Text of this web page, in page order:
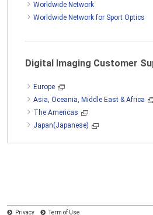
사용자는 여러 시스템, 네트워크,
이 소프트웨어는 일본 저작권법
에 그대로 복제해야 합니다.
이 계약에 달리 명시된 경우를
지니어링, 디스어셈블하거나 소
Worldwide Network
Worldwide Network for Sport Optics
Digital Imaging Customer
Europe
Asia, Oceania, Middle East & Africa
The Americas
Japan(Japanese)
Privacy Term of Use